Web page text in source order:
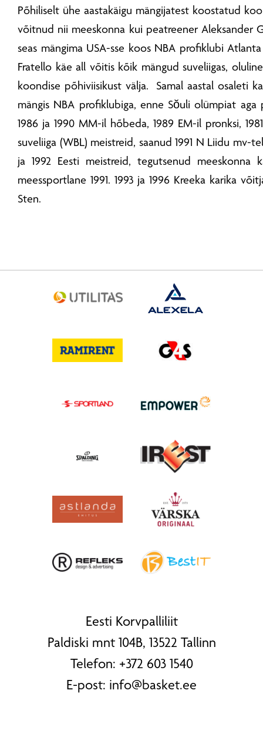
Põhiliselt ühe aastakäigu mängijatest koostatud
võitnud nii meeskonna kui peatreener Aleksander
seas mängima USA-sse koos NBA profiklubi
Fratello käe all võitis kõik mängud suveliigas,
koondise põhiviisikust välja. Samal aastal osaleti
mängis NBA profiklubiga, enne Sŏuli olümpiat
1986 ja 1990 MM-il hõbeda, 1989 EM-il pronksi,
suveliiga (WBL) meistreid, saanud 1991 N Liidu mv-
ja 1992 Eesti meistreid, tegutsenud
meessportlane 1991. 1993 ja 1996 Kreeka karika
Sten.
Eesti Korvpalliliit
Paldiski mnt 104B, 13522 Tallinn
Telefon: +372 603 1540
E-post: info@basket.ee